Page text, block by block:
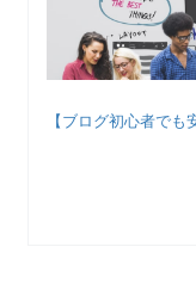
【ブログ初心者で